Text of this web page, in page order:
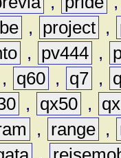
, project ,
, pv444 ,
, q60 , q7 ,
, qx50 ,
, range ,